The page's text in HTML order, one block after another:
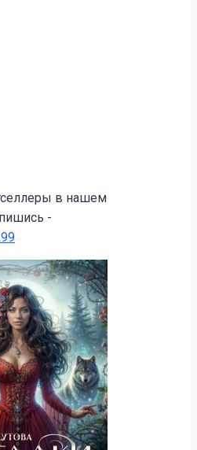
в нашем
-